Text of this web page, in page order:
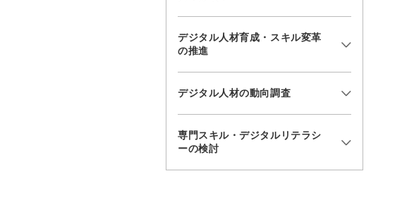
デジタル人材育成・スキル変革
の推進
デジタル人材の動向調査
専門スキル・デジタルリテラシ
ーの検討